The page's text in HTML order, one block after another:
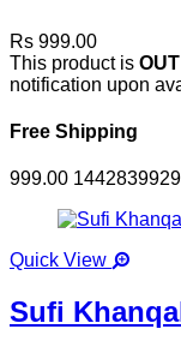
Rs 999.00
This product is
notification upon
Free Shipping
999.00 1442839929
Quick View
Sufi